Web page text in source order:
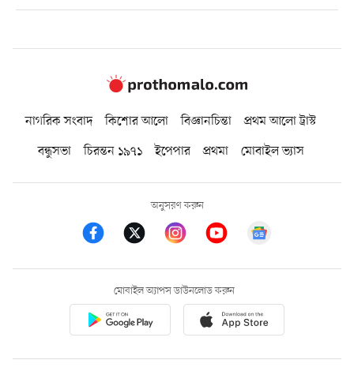
নাগরিক সংবাদ কিশোর আলো বিজ্ঞানচিন্তা
প্রথম আলো ট্রাস্ট
বন্ধুসভা
চিরন্তন ১৯৭১ ইপেপার প্রথমা মোবাইল ভ্যাস
অনুসরণ করুন
মোবাইল অ্যাপস ডাউনলোড করুন